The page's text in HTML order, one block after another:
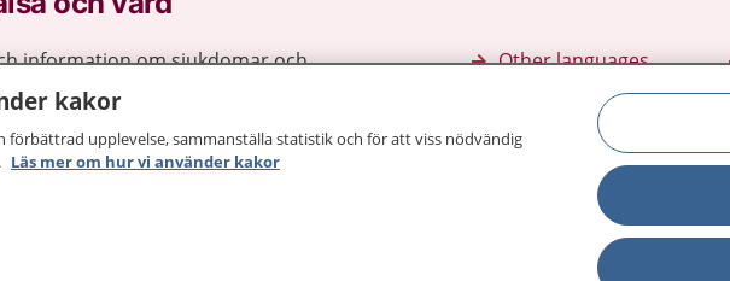
information om sjukdomar och
Logga in för att läsa din journal
1177 för
Other languages
Lättläst svenska
kakor
förbättrad upplevelse, sammanställa statistik och för att viss nödvändig
Läs mer om hur vi använder kakor